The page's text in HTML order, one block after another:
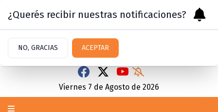
Viernes 7 de Agosto de 2026
¿Querés recibir nuestras notificaciones?
NO, GRACIAS ACEPTAR